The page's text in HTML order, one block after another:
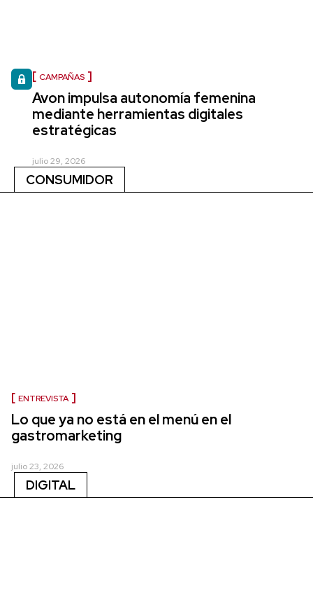
CAMPAÑAS
Avon impulsa autonomía femenina
mediante herramientas digitales
estratégicas
julio 29, 2026
CONSUMIDOR
ENTREVISTA
Lo que ya no está en el menú en el
gastromarketing
julio 23, 2026
DIGITAL